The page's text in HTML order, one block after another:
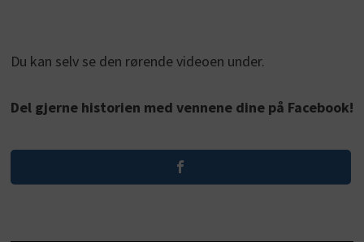
Du kan selv se den rørende videoen under.
Del gjerne historien med vennene dine på Facebook!